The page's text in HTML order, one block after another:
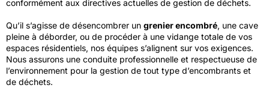
conformément aux directives actuelles de gestion de déchets.
Qu’il s’agisse de désencombrer un grenier encombré, une cave
pleine à déborder, ou de procéder à une vidange totale de vos
espaces résidentiels, nos équipes s’alignent sur vos exigences.
Nous assurons une conduite professionnelle et respectueuse de
l’environnement pour la gestion de tout type d’encombrants et
de déchets.